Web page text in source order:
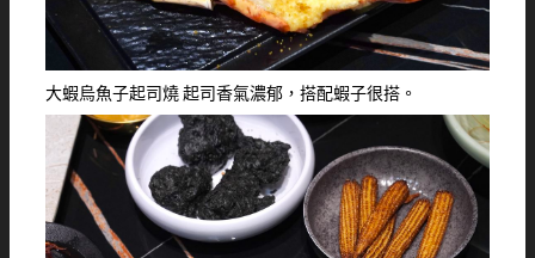
大蝦烏魚子起司燒 起司香氣濃郁，搭配蝦子很搭。